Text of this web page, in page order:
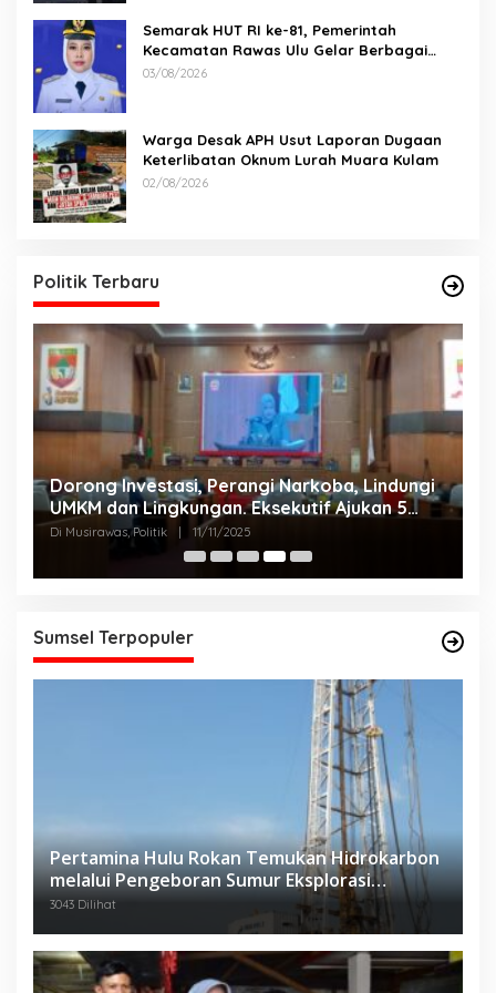
Semarak HUT RI ke-81, Pemerintah
Kecamatan Rawas Ulu Gelar Berbagai
Lomba
03/08/2026
Warga Desak APH Usut Laporan Dugaan
Keterlibatan Oknum Lurah Muara Kulam
02/08/2026
Politik Terbaru
Dorong Investasi, Perangi Narkoba, Lindungi
UMKM dan Lingkungan. Eksekutif Ajukan 5
Raperda Strategis.
Di Musirawas, Politik 11/11/2025
Sumsel Terpopuler
Pertamina Hulu Rokan Temukan Hidrokarbon
melalui Pengeboran Sumur Eksplorasi
Anggrek Violet (AVO)-001
3043 Dilihat